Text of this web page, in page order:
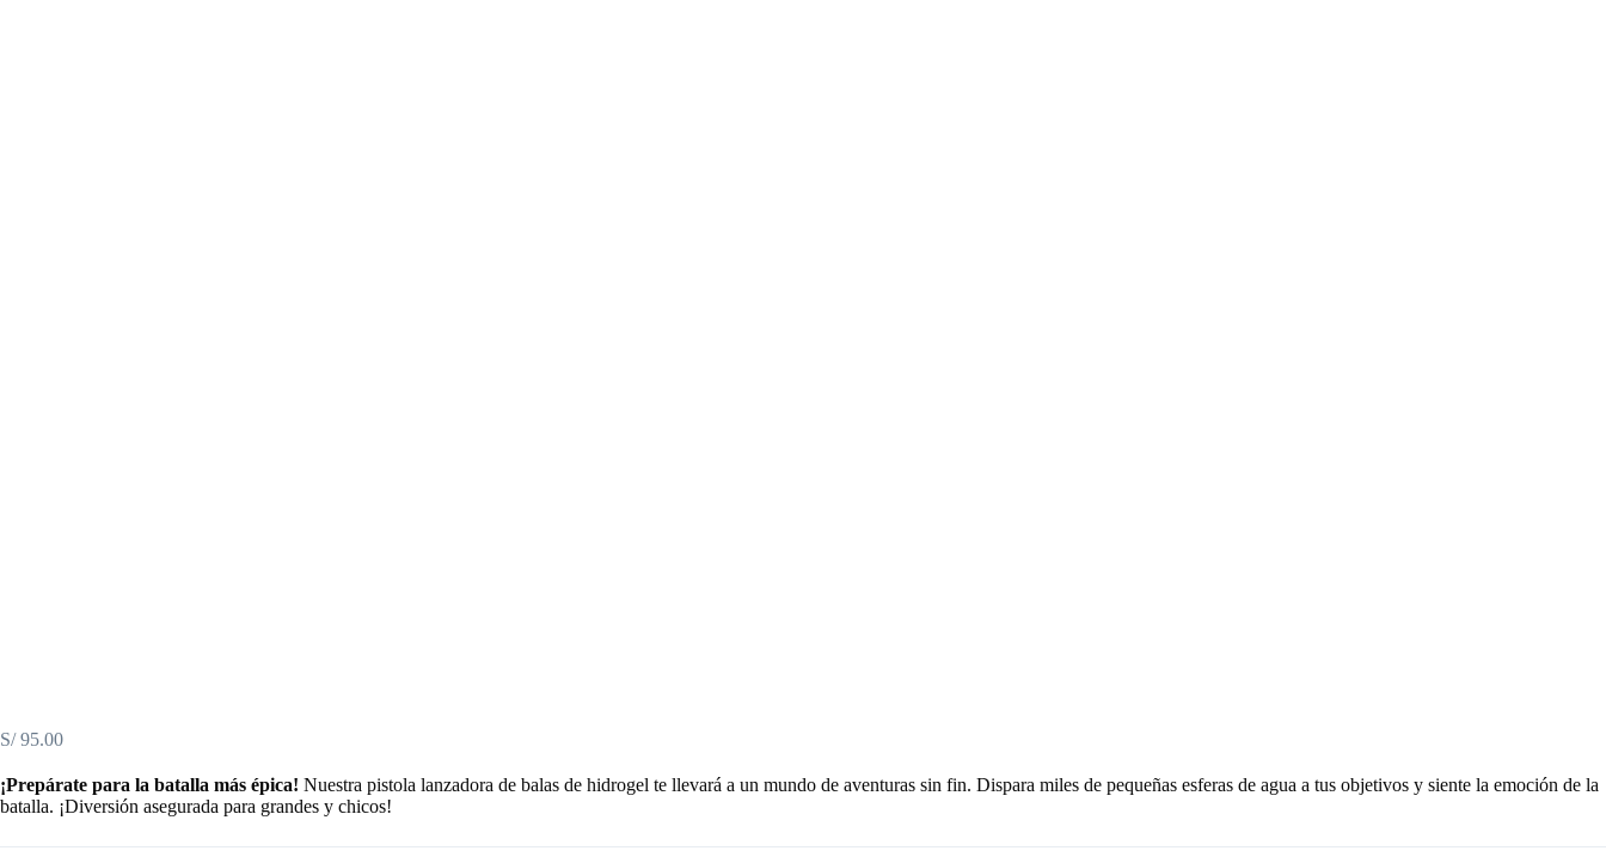
S/95.00
¡Prepárate para la batalla más épica! Nuestra pistola lanzadora de balas de hidrogel te llevará a un mundo de aventuras sin fin. Dispara miles de pequeñas esferas de agua a tus objetivos y siente la emoción de la
batalla. ¡Diversión asegurada para grandes y chicos!